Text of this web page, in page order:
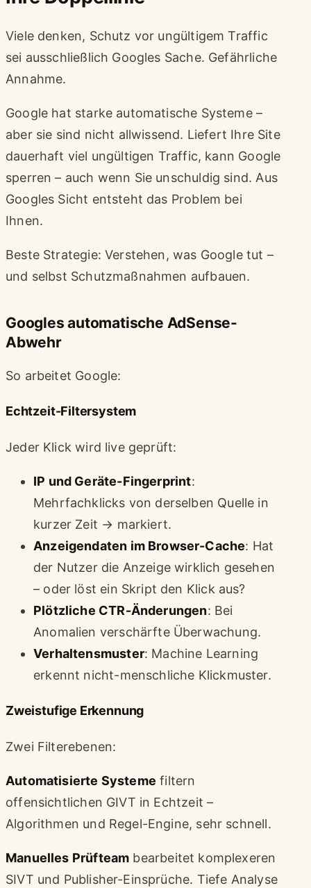
Viele denken, Schutz vor ungültigem Traffic
sei ausschließlich Googles Sache. Gefährliche
Annahme.
Google hat starke automatische Systeme –
aber sie sind nicht allwissend. Liefert Ihre Site
dauerhaft viel ungültigen Traffic, kann Google
sperren – auch wenn Sie unschuldig sind. Aus
Googles Sicht entsteht das Problem bei
Ihnen.
Beste Strategie: Verstehen, was Google tut –
und selbst Schutzmaßnahmen aufbauen.
Googles automatische AdSense-
Abwehr
So arbeitet Google:
Echtzeit-Filtersystem
Jeder Klick wird live geprüft:
IP und Geräte-Fingerprint:
Mehrfachklicks von derselben Quelle in
kurzer Zeit → markiert.
Anzeigendaten im Browser-Cache: Hat
der Nutzer die Anzeige wirklich gesehen
– oder löst ein Skript den Klick aus?
Plötzliche CTR-Änderungen: Bei
Anomalien verschärfte Überwachung.
Verhaltensmuster: Machine Learning
erkennt nicht-menschliche Klickmuster.
Zweistufige Erkennung
Zwei Filterebenen:
Automatisierte Systeme filtern
offensichtlichen GIVT in Echtzeit –
Algorithmen und Regel-Engine, sehr schnell.
Manuelles Prüfteam bearbeitet komplexeren
SIVT und Publisher-Einsprüche. Tiefe Analyse